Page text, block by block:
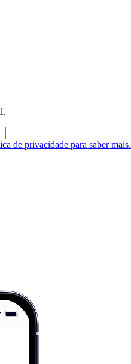
de privacidade para saber mais.